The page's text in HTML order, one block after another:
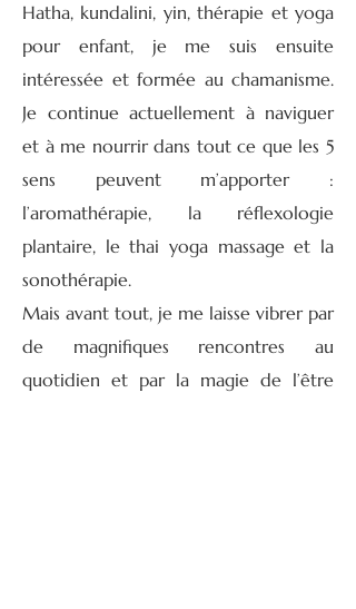
Hatha, kundalini, yin, thérapie et yoga
pour enfant, je me suis ensuite
intéressée et formée au chamanisme.
Je continue actuellement à naviguer
et à me nourrir dans tout ce que les 5
sens peuvent m’apporter :
l’aromathérapie, la réflexologie
plantaire, le thai yoga massage et la
sonothérapie.
Mais avant tout, je me laisse vibrer par
de magnifiques rencontres au
quotidien et par la magie de l’être